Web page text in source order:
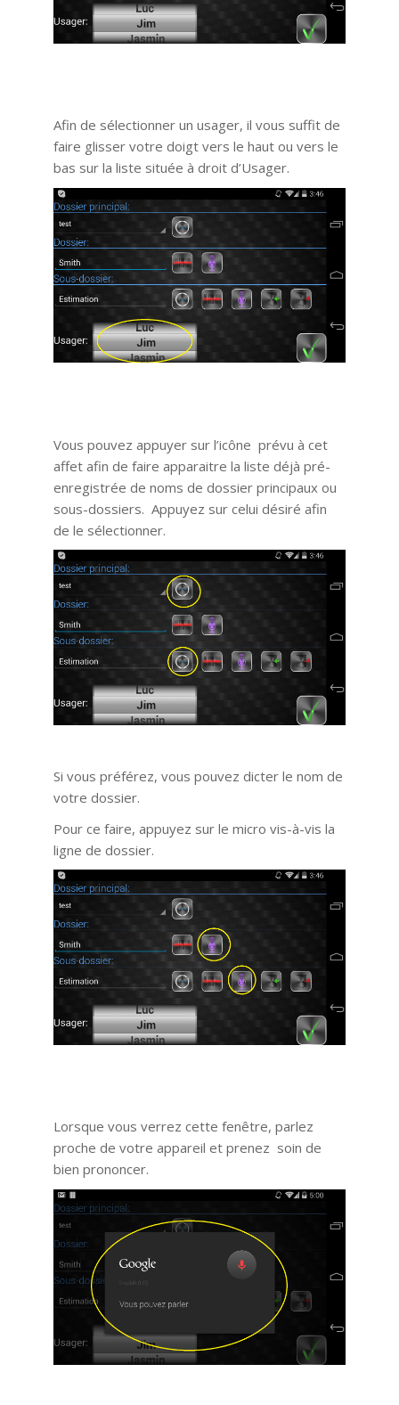
Afin de sélectionner un usager, il vous suffit de
faire glisser votre doigt vers le haut ou vers le
bas sur la liste située à droit d’Usager.
Vous pouvez appuyer sur l’icône prévu à cet
affet afin de faire apparaitre la liste déjà pré-
enregistrée de noms de dossier principaux ou
sous-dossiers. Appuyez sur celui désiré afin
de le sélectionner.
Si vous préférez, vous pouvez dicter le nom de
votre dossier.
Pour ce faire, appuyez sur le micro vis-à-vis la
ligne de dossier.
Lorsque vous verrez cette fenêtre, parlez
proche de votre appareil et prenez soin de
bien prononcer.